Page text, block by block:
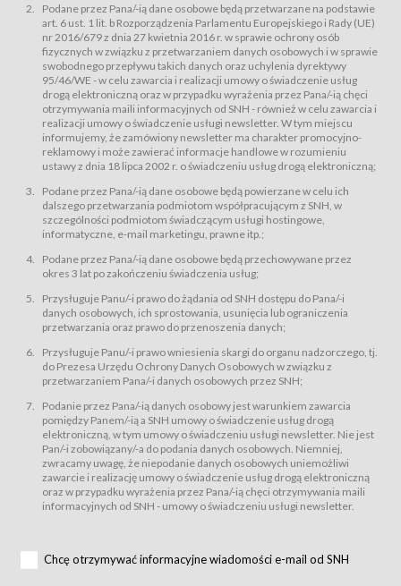
Sklep – sklep internetowy prowadzony przez Usługodawcę w Serwisie;
Regulamin – niniejszy regulamin.
§ 2
Postanowienia ogólne
Regulamin określa zasady:
świadczenia Usługobiorcom Usług przez Usługodawcę, z
zastrzeżeniem usług, o których mowa w ust. 2 pkt. 4 i 5 poniżej, których
zasady świadczenia precyzują odrębne regulaminy,
przetwarzania przez Usługodawcę danych osobowych Usługobiorców
będących osobami fizycznymi.
świadczy Usługi drogą elektroniczną w rozumieniu ustawy z dnia 18 lipca
2002 r. o świadczeniu usług drogą elektroniczną (Dz.U. z 2002 r., Nr 144, poz.
1204, z późń. zm.). Usługi świadczone są nieodpłatnie.
usługę przeglądania i odczytywania przez Usługobiorców materiałów
zamieszczanych w Serwisie,
usługę utrzymywania konta użytkownika w Serwisie,
usługę newsletter,
usługę zawierania na odległość umów nabycia Karnetów i Biletów,
usługę zawierania na odległość umów sprzedaży w Sklepie.
dnia 18 lipca 2002 r. o świadczeniu usług drogą elektroniczną (Dz.U. z 2002
r., Nr 144, poz. 1204, z późń. zm.). Usługi świadczone są nieodpłatnie.
Na zasadach określonych w Regulaminie dostęp do Serwisu jest otwarty dla
Usługobiorca przed rozpoczęciem korzystania z Serwisu jest zobowiązany
zapoznać się z Regulaminem. Założenie konta w Serwisie oraz zamówienie
usługi newsletter za pośrednictwem przeznaczonego do tego formularza
zamieszczonego na stronach Serwisu dostępnych dla wszystkich
Usługobiorców wymaga akceptacji postanowień Regulaminu.
Usługobiorca zobowiązany jest do przestrzegania postanowień Regulaminu
od chwili rozpoczęcia korzystania z Serwisu.
Regulamin jest udostępniony Usługobiorcom nieodpłatnie za
Warunki techniczne korzystania z Usług
Podane przez Pana/-ią dane osobowe będą przetwarzane na podstawie
art. 6 ust. 1 lit. b Rozporządzenia Parlamentu Europejskiego i Rady (UE)
nr 2016/679 z dnia 27 kwietnia 2016 r. w sprawie ochrony osób
fizycznych w związku z przetwarzaniem danych osobowych i w sprawie
swobodnego przepływu takich danych oraz uchylenia dyrektywy
95/46/WE - w celu zawarcia i realizacji umowy o świadczenie usług
drogą elektroniczną oraz w przypadku wyrażenia przez Pana/-ią chęci
otrzymywania maili informacyjnych od SNH - również w celu zawarcia i
realizacji umowy o świadczenie usługi newsletter. W tym miejscu
informujemy, że zamówiony newsletter ma charakter promocyjno-
reklamowy i może zawierać informacje handlowe w rozumieniu
ustawy z dnia 18 lipca 2002 r. o świadczeniu usług drogą elektroniczną;
Podane przez Pana/-ią dane osobowe będą powierzane w celu ich
dalszego przetwarzania podmiotom współpracującym z SNH, w
szczególności podmiotom świadczącym usługi hostingowe,
informatyczne, e-mail marketingu, prawne itp.;
Podane przez Pana/-ią dane osobowe będą przechowywane przez
okres 3 lat po zakończeniu świadczenia usług;
Przysługuje Panu/-i prawo do żądania od SNH dostępu do Pana/-i
danych osobowych, ich sprostowania, usunięcia lub ograniczenia
przetwarzania oraz prawo do przenoszenia danych;
Przysługuje Panu/-i prawo wniesienia skargi do organu nadzorczego, tj.
do Prezesa Urzędu Ochrony Danych Osobowych w związku z
przetwarzaniem Pana/-i danych osobowych przez SNH;
Podanie przez Pana/-ią danych osobowy jest warunkiem zawarcia
pomiędzy Panem/-ią a SNH umowy o świadczenie usług drogą
elektroniczną, w tym umowy o świadczeniu usługi newsletter. Nie jest
Pan/-i zobowiązany/-a do podania danych osobowych. Niemniej,
zwracamy uwagę, że niepodanie danych osobowych uniemożliwi
zawarcie i realizację umowy o świadczenie usług drogą elektroniczną
oraz w przypadku wyrażenia przez Pana/-ią chęci otrzymywania maili
informacyjnych od SNH - umowy o świadczeniu usługi newsletter.
Chcę otrzymywać informacyjne wiadomości e-mail od SNH